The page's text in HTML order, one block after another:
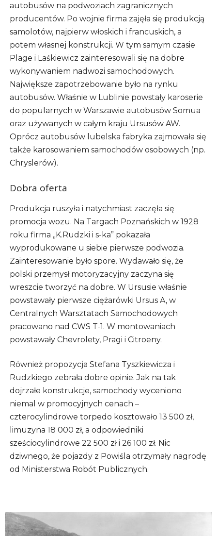
autobusów na podwoziach zagranicznych
producentów. Po wojnie firma zajęła się produkcją
samolotów, najpierw włoskich i francuskich, a
potem własnej konstrukcji. W tym samym czasie
Plage i Laśkiewicz zainteresowali się na dobre
wykonywaniem nadwozi samochodowych.
Największe zapotrzebowanie było na rynku
autobusów. Właśnie w Lublinie powstały karoserie
do popularnych w Warszawie autobusów Somua
oraz używanych w całym kraju Ursusów AW.
Oprócz autobusów lubelska fabryka zajmowała się
także karosowaniem samochodów osobowych (np.
Chryslerów).
Dobra oferta
Produkcja ruszyła i natychmiast zaczęła się
promocja wozu. Na Targach Poznańskich w 1928
roku firma „K.Rudzki i s-ka” pokazała
wyprodukowane u siebie pierwsze podwozia.
Zainteresowanie było spore. Wydawało się, że
polski przemysł motoryzacyjny zaczyna się
wreszcie tworzyć na dobre. W Ursusie właśnie
powstawały pierwsze ciężarówki Ursus A, w
Centralnych Warsztatach Samochodowych
pracowano nad CWS T-1. W montowaniach
powstawały Chevrolety, Pragi i Citroeny.
Również propozycja Stefana Tyszkiewicza i
Rudzkiego zebrała dobre opinie. Jak na tak
dojrzałe konstrukcje, samochody wyceniono
niemal w promocyjnych cenach –
czterocylindrowe torpedo kosztowało 13 500 zł,
limuzyna 18 000 zł, a odpowiedniki
sześciocylindrowe 22 500 zł i 26 100 zł. Nic
dziwnego, że pojazdy z Powiśla otrzymały nagrodę
od Ministerstwa Robót Publicznych.